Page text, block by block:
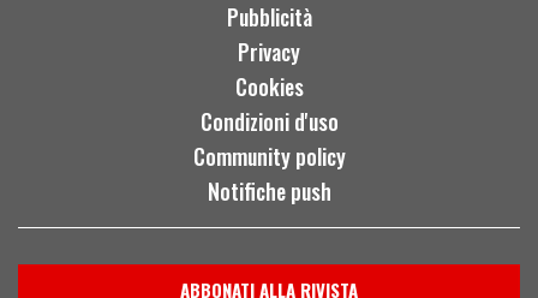
Pubblicità
Privacy
Cookies
Condizioni d'uso
Community policy
Notifiche push
ABBONATI ALLA RIVISTA